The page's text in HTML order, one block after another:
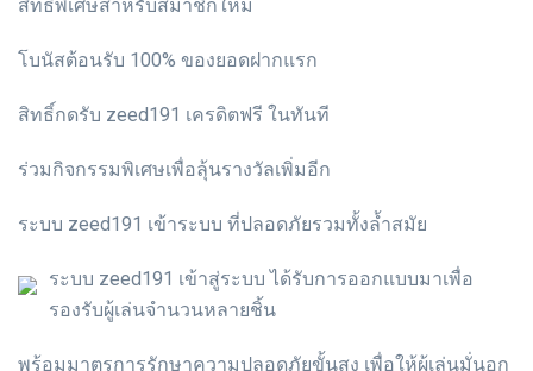
สิทธิพิเศษสำหรับสมาชิกใหม่
โบนัสต้อนรับ 100% ของยอดฝากแรก
สิทธิ์กดรับ zeed191 เครดิตฟรี ในทันที
ร่วมกิจกรรมพิเศษเพื่อลุ้นรางวัลเพิ่มอีก
ระบบ zeed191 เข้าระบบ ที่ปลอดภัยรวมทั้งล้ำสมัย
ระบบ zeed191 เข้าสู่ระบบ ได้รับการออกแบบมาเพื่อ
รองรับผู้เล่นจำนวนหลายชิ้น
พร้อมมาตรการรักษาความปลอดภัยขั้นสูง เพื่อให้ผู้เล่นมั่นอก